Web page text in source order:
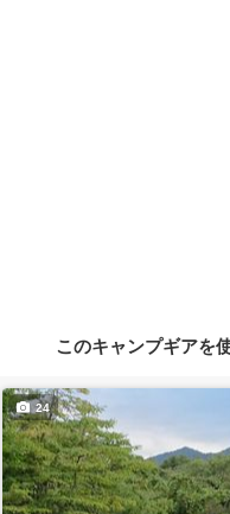
このキャンプギアを
24